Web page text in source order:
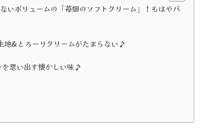
いボリュームの「苺畑のソフトクリーム」！もはやパ
地&とろーりクリームがたまらない♪
を思い出す懐かしい味♪